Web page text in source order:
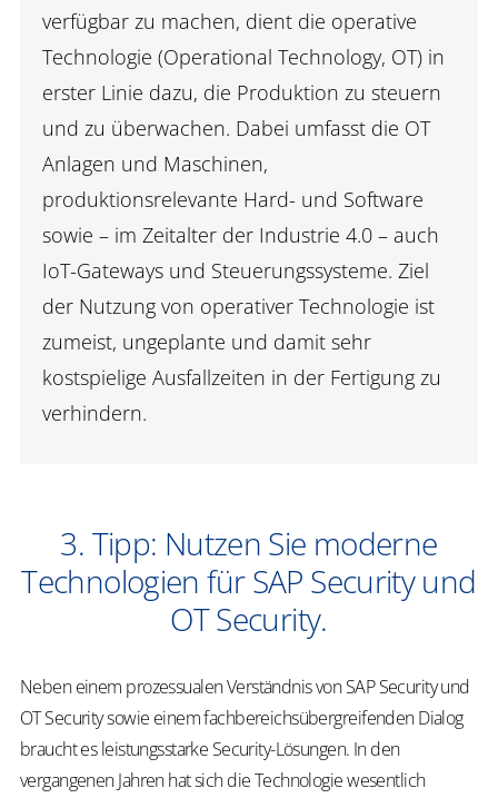
verfügbar zu machen, dient die operative
Technologie (Operational Technology, OT) in
erster Linie dazu, die Produktion zu steuern
und zu überwachen. Dabei umfasst die OT
Anlagen und Maschinen,
produktionsrelevante Hard- und Software
sowie – im Zeitalter der Industrie 4.0 – auch
IoT-Gateways und Steuerungssysteme. Ziel
der Nutzung von operativer Technologie ist
zumeist, ungeplante und damit sehr
kostspielige Ausfallzeiten in der Fertigung zu
verhindern.
3. Tipp: Nutzen Sie moderne
Technologien für SAP Security und
OT Security.
Neben einem prozessualen Verständnis von SAP Security und
OT Security sowie einem fachbereichsübergreifenden Dialog
braucht es leistungsstarke Security-Lösungen. In den
vergangenen Jahren hat sich die Technologie wesentlich